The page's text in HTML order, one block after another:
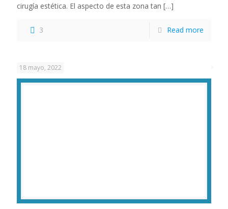
cirugía estética. El aspecto de esta zona tan […]
3 Read more
18 mayo, 2022